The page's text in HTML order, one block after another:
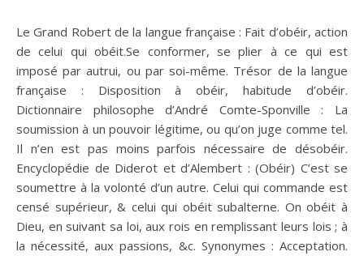
Le Grand Robert de la langue française : Fait d’obéir, action
de celui qui obéit.Se conformer, se plier à ce qui est
imposé par autrui, ou par soi-même. Trésor de la langue
française : Disposition à obéir, habitude d’obéir.
Dictionnaire philosophe d’André Comte-Sponville : La
soumission à un pouvoir légitime, ou qu’on juge comme tel.
Il n’en est pas moins parfois nécessaire de désobéir.
Encyclopédie de Diderot et d’Alembert : (Obéir) C’est se
soumettre à la volonté d’un autre. Celui qui commande est
censé supérieur, & celui qui obéit subalterne. On obéit à
Dieu, en suivant sa loi, aux rois en remplissant leurs lois ; à
la nécessité, aux passions, &c. Synonymes : Acceptation.